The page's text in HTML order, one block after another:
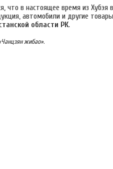
что в настоящее время из Хубэя
автомобили и другие
области РК.
жибао».